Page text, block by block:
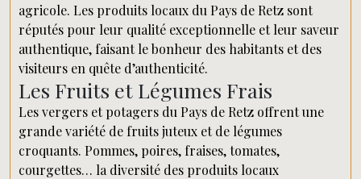
agricole. Les produits locaux du Pays de Retz sont
réputés pour leur qualité exceptionnelle et leur saveur
authentique, faisant le bonheur des habitants et des
visiteurs en quête d’authenticité.
Les Fruits et Légumes Frais
Les vergers et potagers du Pays de Retz offrent une
grande variété de fruits juteux et de légumes
croquants. Pommes, poires, fraises, tomates,
courgettes… la diversité des produits locaux